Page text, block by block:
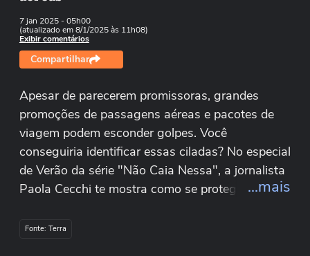
7 jan 2025- 05h00
(atualizado em 8/1/2025 às 11h08)
Exibir comentários
Compartilhar
Apesar de parecerem promissoras, grandes
promoções de passagens aéreas e pacotes de
viagem podem esconder golpes. Você
conseguiria identificar essas ciladas? No especial
de Verão da série "Não Caia Nessa", a jornalista
Paola Cecchi te mostra como se proteger de...mais
Fonte: Terra